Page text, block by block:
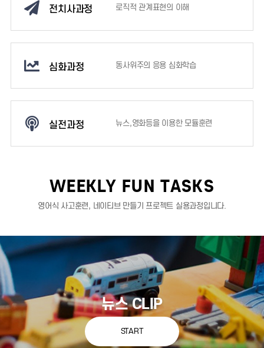
전치사과정 로직적 관계표현의 이해
심화과정 동사위주의 응용 심화학습
실전과정 뉴스,영화등을 이용한 모듈훈련
WEEKLY FUN TASKS
영어식 사고훈련, 네이티브 만들기 프로젝트 실용과정입니다.
뉴스 CLIP
START